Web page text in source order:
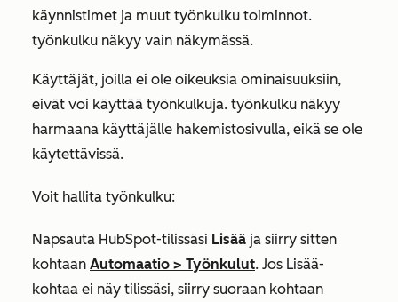
käynnistimet ja muut työnkulku toiminnot.
työnkulku näkyy vain näkymässä.
Käyttäjät, joilla ei ole oikeuksia ominaisuuksiin,
eivät voi käyttää työnkulkuja. työnkulku näkyy
harmaana käyttäjälle hakemistosivulla, eikä se ole
käytettävissä.
Voit hallita työnkulku:
Napsauta HubSpot-tilissäsi Lisää ja siirry sitten
kohtaan Automaatio > Työnkulut. Jos Lisää-
kohtaa ei näy tilissäsi, siirry suoraan kohtaan